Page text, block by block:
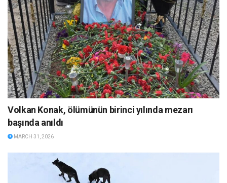
Volkan Konak, ölümünün birinci yılında mezarı
başında anıldı
MARCH 31, 2026